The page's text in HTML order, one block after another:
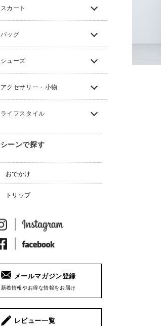
スカート
バッグ
シューズ
アクセサリー・小物
ライフスタイル
シーンで探す
おでかけ
トリップ
メールマガジン登録
新着情報やお得な情報をお届け
レビュー一覧